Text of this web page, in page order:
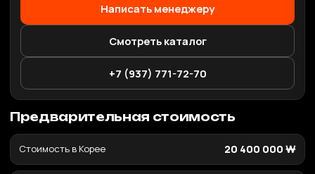
Написать менеджеру
Смотреть каталог
+7 (937) 771-72-70
Предварительная стоимость
Стоимость в Корее 20 400 000 ₩